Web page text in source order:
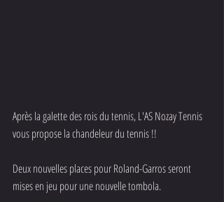
Après la galette des rois du tennis, L'AS Nozay Tennis
vous propose la chandeleur du tennis !!
Deux nouvelles places pour Roland-Garros seront
mises en jeu pour une nouvelle tombola.